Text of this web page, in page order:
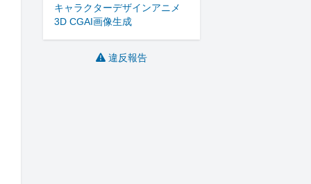
キャラクターデザインアニメ
3D CGAI画像生成
違反報告